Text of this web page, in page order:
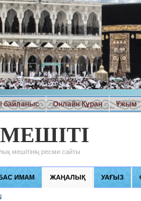
байланыс Онлайн Құран Ұжым
мешітінің ресми сайты
ИМАМ ЖАҢАЛЫҚ УАҒЫЗ